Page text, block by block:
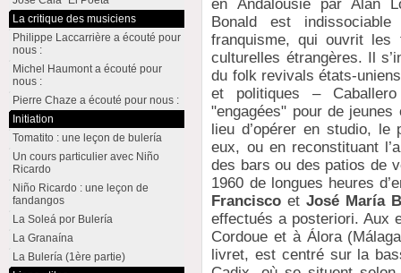
en Andalousie par Alan
Bonald est
franquisme, qui ouvrit les
culturelles étrangères. Il
du folk revivals états-
et politiques –
"engagées" pour de
lieu d’opérer en studio, le
eux, ou en reconstituant
des bars ou des patios de
1960 de longues heures
Francisco etJosé María
effectués a posteriori. Aux
Cordoue et à Álora
livret, est centré sur la
La critique des musiciens
Philippe Laccarrière a écouté pour
nous :
Michel Haumont a écouté pour
nous :
Pierre Chaze a écouté pour nous :
Initiation
Tomatito : une leçon de bulería
Un cours particulier avec Niño
Ricardo
Niño Ricardo : une leçon de
fandangos
La Soleá por Bulería
La Granaína
La Bulería (1ère partie)